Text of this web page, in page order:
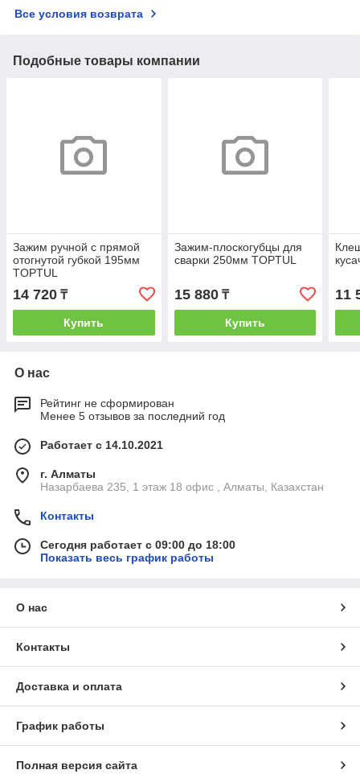
Все условия возврата
Подобные товары компании
Зажим ручной с прямой
отогнутой губкой 195мм
TOPTUL
14 720 ₸
Купить
Зажим-плоскогубцы для
сварки 250мм TOPTUL
15 880₸
Купить
11
О нас
Рейтинг не сформирован
Менее 5 отзывов за последний год
Работает с 14.10.2021
г. Алматы
Назарбаева 235, 1 этаж 18 офис , Алматы, Казахстан
Контакты
Сегодня работает с 09:00 до 18:00
Показать весь график работы
О нас
Контакты
Доставка и оплата
График работы
Полная версия сайта